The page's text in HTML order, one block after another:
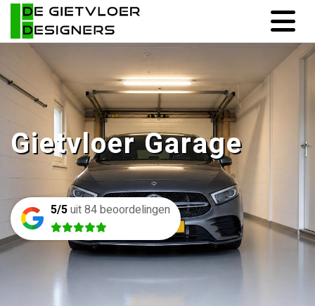
Gietvloer Garage
5/5uit 84 beoordelingen